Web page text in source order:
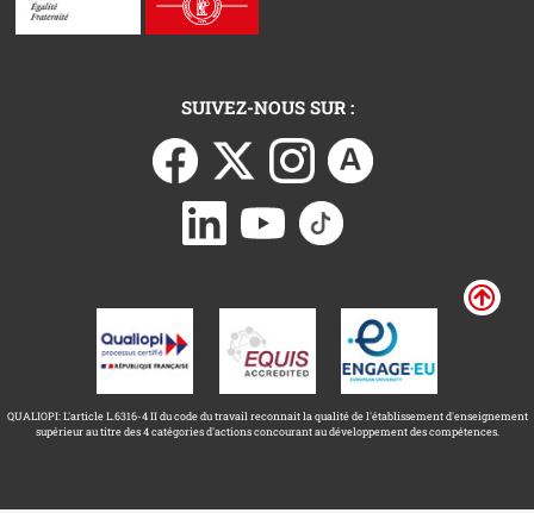
SUIVEZ-NOUS SUR :
QUALIOPI: L'article L.6316-4 II du code du travail reconnait la qualité de l'établissement d'enseignement
supérieur au titre des 4 catégories d'actions concourant au développement des compétences.